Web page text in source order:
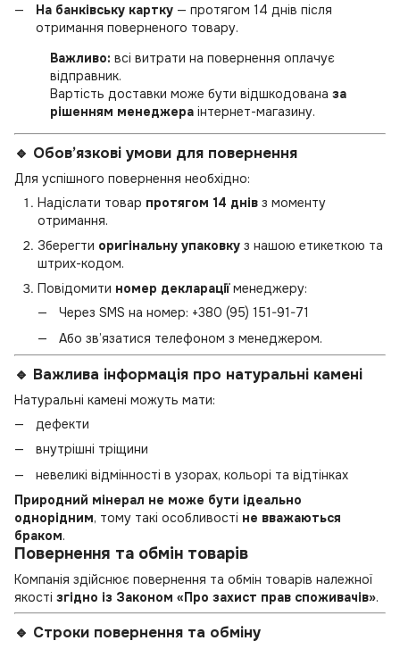
На банківську картку — протягом 14 днів після
отримання поверненого товару.
Важливо: всі витрати на повернення оплачує
відправник.
Вартість доставки може бути відшкодована за
рішенням менеджера інтернет-магазину.
🔹 Обов’язкові умови для повернення
Для успішного повернення необхідно:
Надіслати товар протягом 14 днів з моменту
отримання.
Зберегти оригінальну упаковку з нашою етикеткою та
штрих-кодом.
Повідомити номер деклараціїменеджеру:
Через SMS на номер: +380 (95) 151-91-71
Або зв’язатися телефоном з менеджером.
🔹 Важлива інформація про натуральні камені
Натуральні камені можуть мати:
дефекти
внутрішні тріщини
невеликі відмінності в узорах, кольорі та відтінках
Природний мінерал не може бути ідеально
однорідним, тому такі особливості не вважаються
браком.
Повернення та обмін товарів
Компанія здійснює повернення та обмін товарів належної
якості згідно із Законом «Про захист прав споживачів».
🔹 Строки повернення та обміну